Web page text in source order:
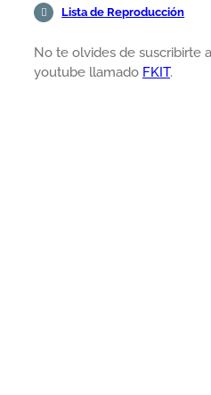
Lista de Reproducción
No te olvides de suscribirte
youtube llamado FKIT.